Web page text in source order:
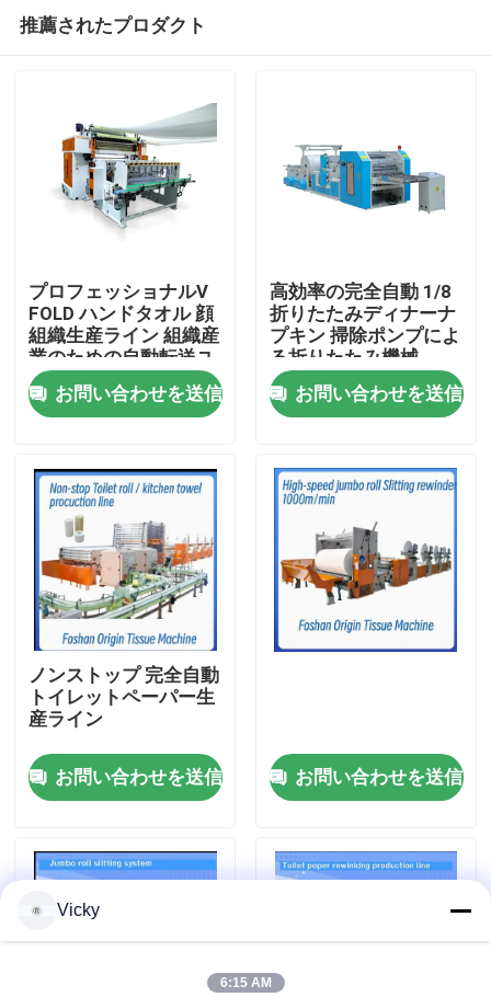
家へ
わたしたち に つい て
工場 ツアー
品質管理
連絡 ください
ニュース
引金 を 求め て ください
VR
チィッシュ ペーパーの生産ライン
推薦されたプロダクト
プロフェッショナルV
FOLD ハンドタオル 顔
組織生産ライン 組織産
業のための自動転送ユ
ニット
お問い合わせを送信
高効率の完全自動 1/8
折りたたみディナーナ
プキン 掃除ポンプによ
る折りたたみ機械
お問い合わせを送信
ノンストップ 完全自動
トイレットペーパー生
産ライン
お問い合わせを送信 お問い合わせを送信
Vicky
6:15 AM